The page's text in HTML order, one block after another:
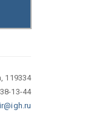
119334
13-44